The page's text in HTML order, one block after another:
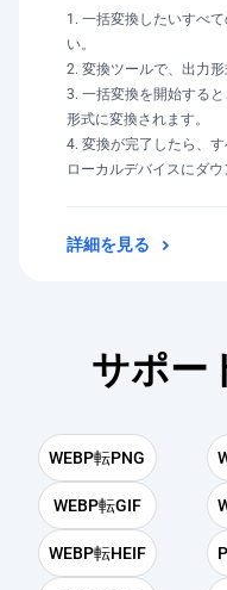
一括変換したいすべ
い。
変換ツールで、出力形
一括変換を開始する
形式に変換されます。
変換が完了したら、
ローカルデバイスにダウ
詳細を見る
サポー
WEBP転PNG
WEBP転GIF
WEBP転HEIF